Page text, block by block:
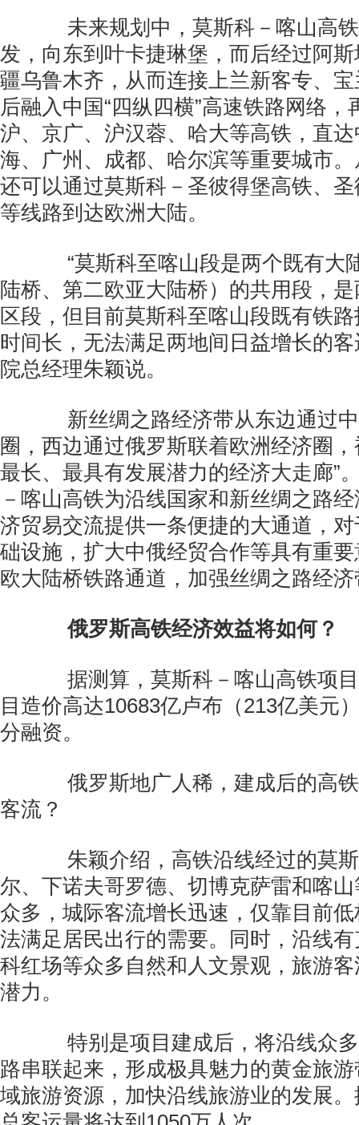
未来规划中，莫斯科－喀山高铁
发，向东到叶卡捷琳堡，而后经过阿
疆乌鲁木齐，从而连接上兰新客专、
后融入中国“四纵四横”高速铁路网络，
沪、京广、沪汉蓉、哈大等高铁，直
海、广州、成都、哈尔滨等重要城市
还可以通过莫斯科－圣彼得堡高铁、
等线路到达欧洲大陆。
“莫斯科至喀山段是两个既有大
陆桥、第二欧亚大陆桥）的共用段，
区段，但目前莫斯科至喀山段既有铁
时间长，无法满足两地间日益增长的
院总经理朱颖说。
新丝绸之路经济带从东边通过中
圈，西边通过俄罗斯联着欧洲经济圈
最长、最具有发展潜力的经济大走廊”
－喀山高铁为沿线国家和新丝绸之路
济贸易交流提供一条便捷的大通道，
础设施，扩大中俄经贸合作等具有重
欧大陆桥铁路通道，加强丝绸之路经
俄罗斯高铁经济效益将如何？
据测算，莫斯科－喀山高铁项目
目造价高达10683亿卢布（213亿美元
分融资。
俄罗斯地广人稀，建成后的高铁
客流？
朱颖介绍，高铁沿线经过的莫斯
尔、下诺夫哥罗德、切博克萨雷和喀
众多，城际客流增长迅速，仅靠目前
法满足居民出行的需要。同时，沿线
科红场等众多自然和人文景观，旅游
潜力。
特别是项目建成后，将沿线众多
路串联起来，形成极具魅力的黄金旅
域旅游资源，加快沿线旅游业的发展